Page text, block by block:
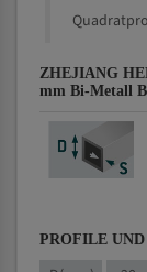
ZHEJIANG
mm Bi-Metall
PROFILE